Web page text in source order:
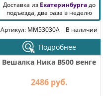
Доставка из Екатеринбургадо
подъезда, два раза в неделю
Артикул: MM53030A
В наличии
Подробнее
Вешалка Ника В500 венге
2486 руб.